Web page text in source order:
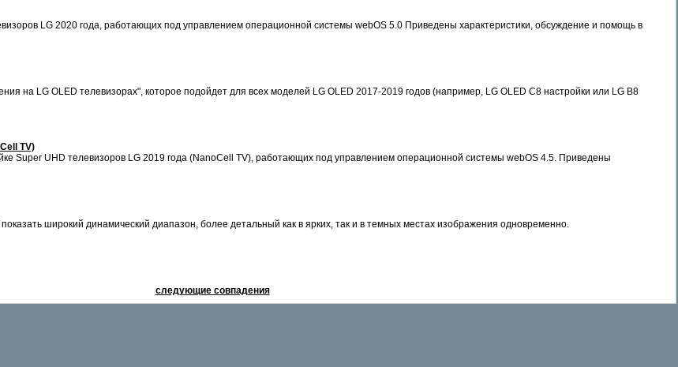
LG 2020 года, работающих под управлением операционной системы webOS 5.0 Приведены характеристики, обсуждение и помощь в
на LG OLED телевизорах", которое подойдет для всех моделей LG OLED 2017-2019 годов (например, LG OLED C8 настройки или LG B8
TV)
Super UHD телевизоров LG 2019 года (NanoCell TV), работающих под управлением операционной системы webOS 4.5. Приведены
широкий динамический диапазон, более детальный как в ярких, так и в темных местах изображения одновременно.
следующие совпадения